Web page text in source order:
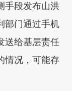
手段发布山洪
部门通过手机
送给基层责任
情况，可能存